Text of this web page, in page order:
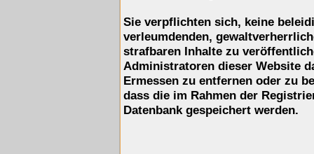
Sie verpflichten sich, keine
verleumdenden,
strafbaren Inhalte zu
Administratoren dieser Website
Ermessen zu entfernen oder zu
dass die im Rahmen der
Datenbank gespeichert werden.